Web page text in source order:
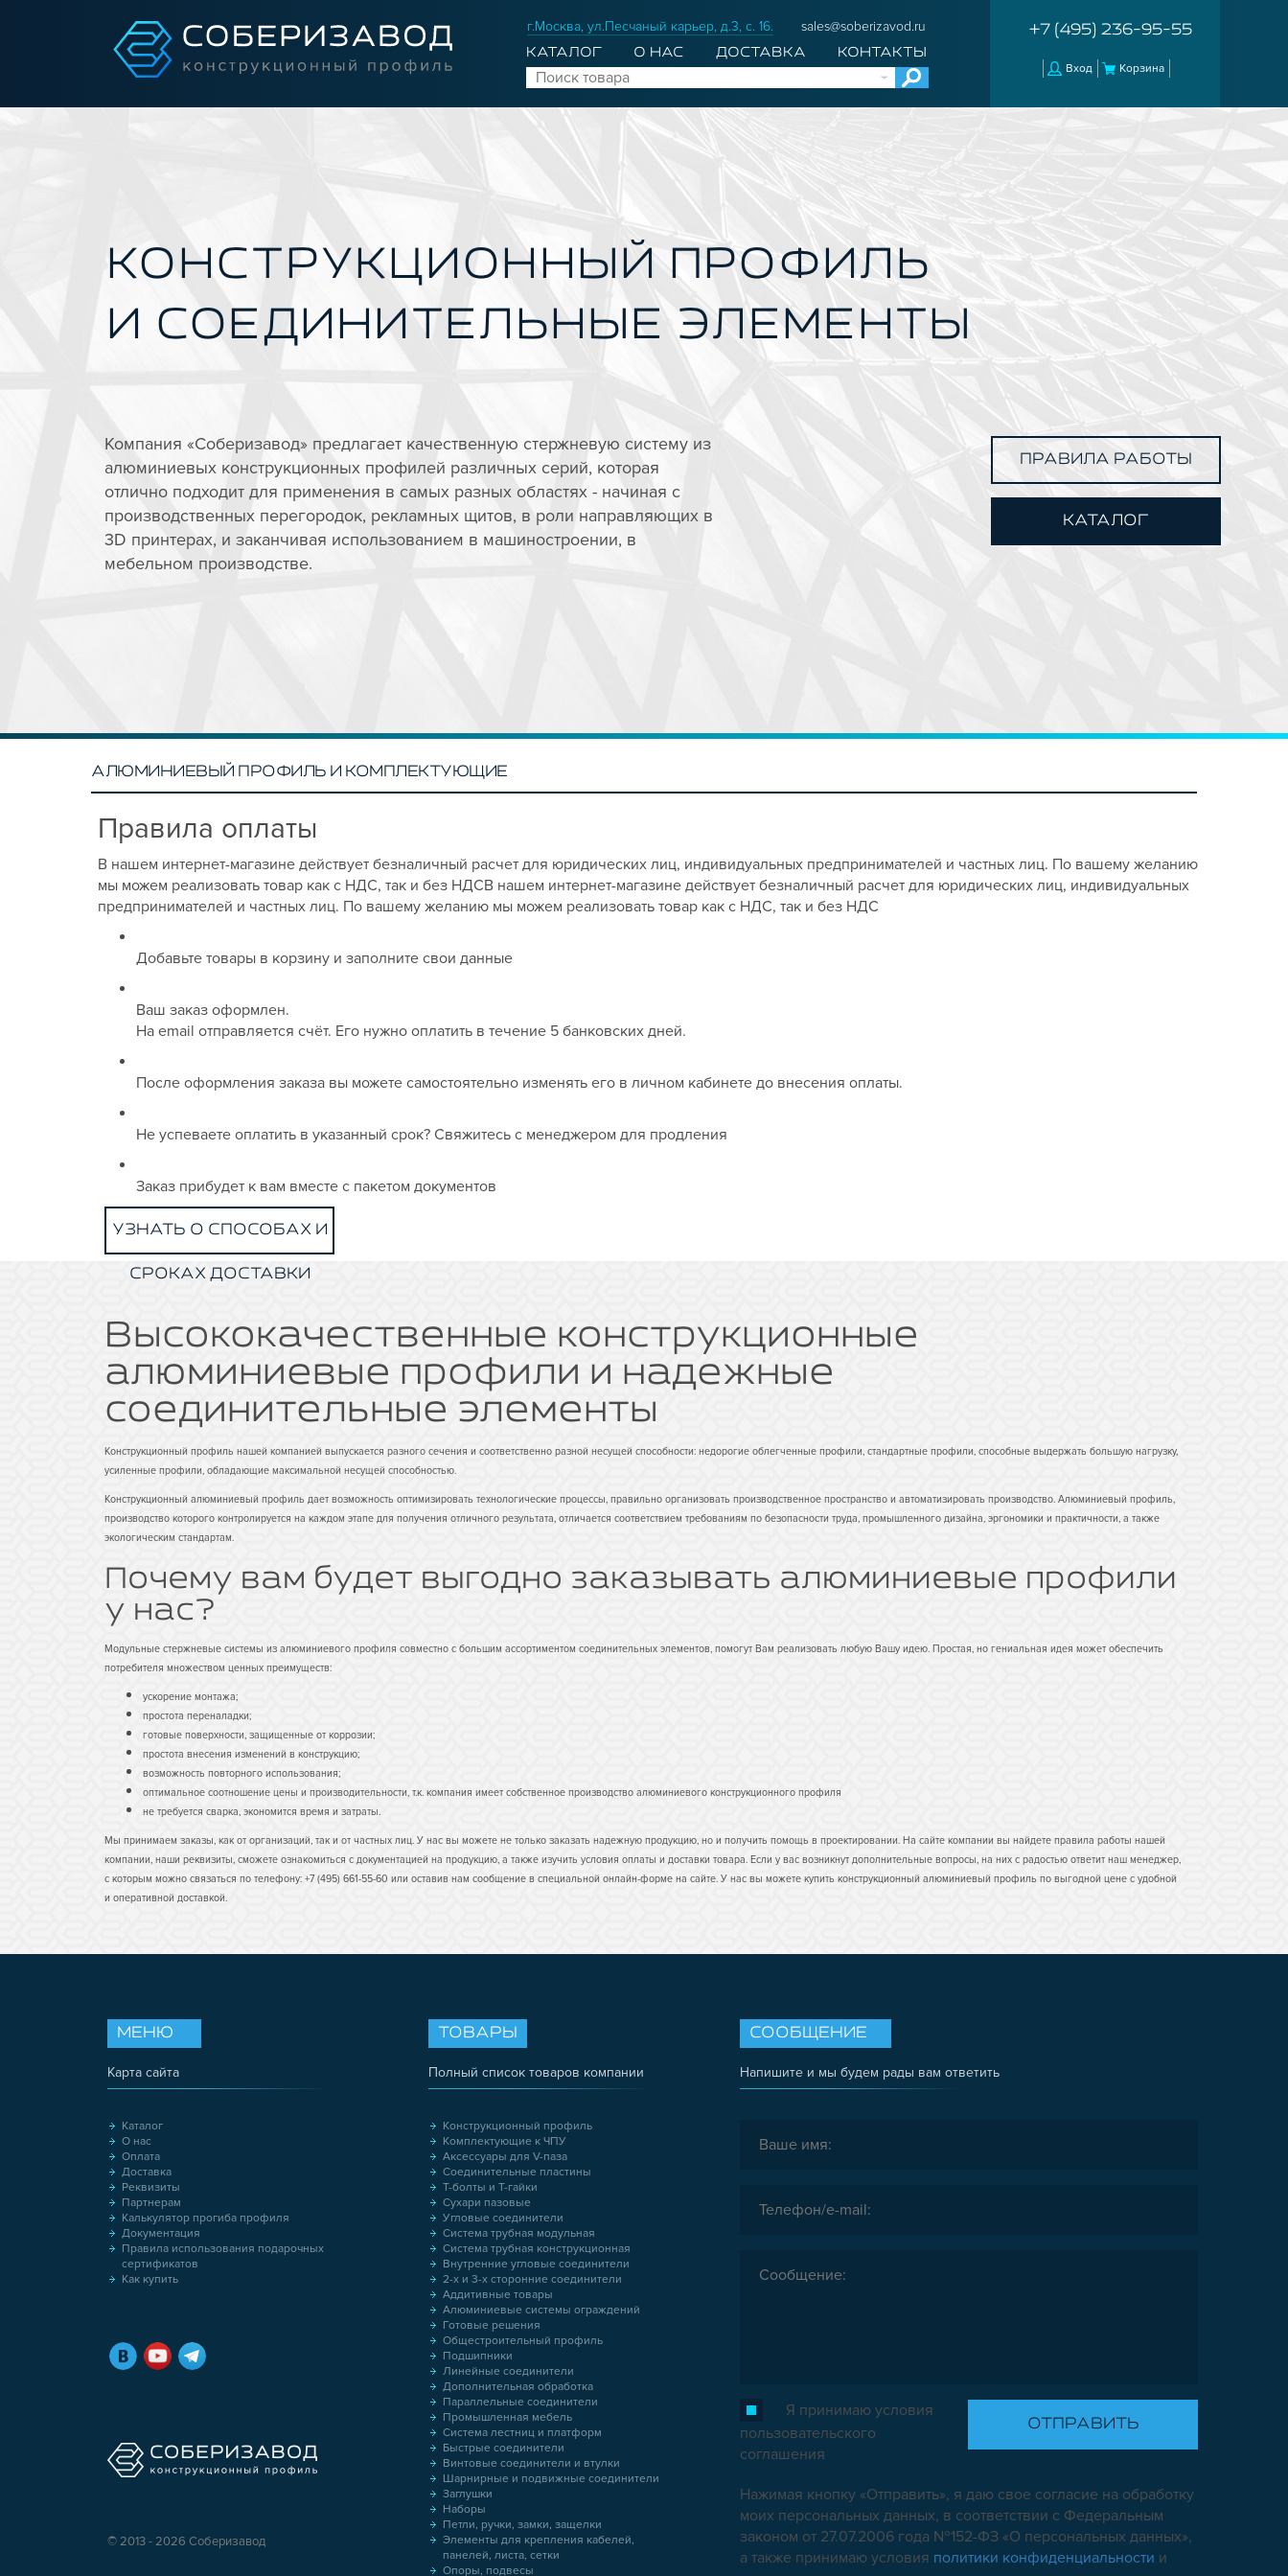
г.Москва, ул.Песчаный карьер, д.3, с. 16. sales@soberizavod.ru
КАТАЛОГ О НАС ДОСТАВКА КОНТАКТЫ
+7 (495) 236-95-55
Вход Корзина
КОНСТРУКЦИОННЫЙ ПРОФИЛЬ
И СОЕДИНИТЕЛЬНЫЕ ЭЛЕМЕНТЫ
Компания «Соберизавод» предлагает качественную стержневую систему из
алюминиевых конструкционных профилей различных серий, которая
отлично подходит для применения в самых разных областях - начиная с
производственных перегородок, рекламных щитов, в роли направляющих в
3D принтерах, и заканчивая использованием в машиностроении, в
мебельном производстве.
ПРАВИЛА РАБОТЫ
КАТАЛОГ
АЛЮМИНИЕВЫЙ ПРОФИЛЬ И КОМПЛЕКТУЮЩИЕ
Правила оплаты
В нашем интернет-магазине действует безналичный расчет для юридических лиц, индивидуальных предпринимателей и частных лиц. По вашему желанию
мы можем реализовать товар как с НДС, так и без НДСВ нашем интернет-магазине действует безналичный расчет для юридических лиц, индивидуальных
предпринимателей и частных лиц. По вашему желанию мы можем реализовать товар как с НДС, так и без НДС
Добавьте товары в корзину и заполните свои данные
Ваш заказ оформлен.
На email отправляется счёт. Его нужно оплатить в течение 5 банковских дней.
После оформления заказа вы можете самостоятельно изменять его в личном кабинете до внесения оплаты.
Не успеваете оплатить в указанный срок? Свяжитесь с менеджером для продления
Заказ прибудет к вам вместе с пакетом документов
УЗНАТЬ О СПОСОБАХ И
СРОКАХ ДОСТАВКИ
Высококачественные конструкционные
алюминиевые профили и надежные
соединительные элементы
Конструкционный профиль нашей компанией выпускается разного сечения и соответственно разной несущей способности: недорогие облегченные профили, стандартные профили, способные выдержать большую нагрузку,
усиленные профили, обладающие максимальной несущей способностью.
Конструкционный алюминиевый профиль дает возможность оптимизировать технологические процессы, правильно организовать производственное пространство и автоматизировать производство. Алюминиевый профиль,
производство которого контролируется на каждом этапе для получения отличного результата, отличается соответствием требованиям по безопасности труда, промышленного дизайна, эргономики и практичности, а также
экологическим стандартам.
Почему вам будет выгодно заказывать алюминиевые профили
у нас?
Модульные стержневые системы из алюминиевого профиля совместно с большим ассортиментом соединительных элементов, помогут Вам реализовать любую Вашу идею. Простая, но гениальная идея может обеспечить
потребителя множеством ценных преимуществ:
ускорение монтажа;
простота переналадки;
готовые поверхности, защищенные от коррозии;
простота внесения изменений в конструкцию;
возможность повторного использования;
оптимальное соотношение цены и производительности, т.к. компания имеет собственное производство алюминиевого конструкционного профиля
не требуется сварка, экономится время и затраты.
Мы принимаем заказы, как от организаций, так и от частных лиц. У нас вы можете не только заказать надежную продукцию, но и получить помощь в проектировании. На сайте компании вы найдете правила работы нашей
компании, наши реквизиты, сможете ознакомиться с документацией на продукцию, а также изучить условия оплаты и доставки товара. Если у вас возникнут дополнительные вопросы, на них с радостью ответит наш менеджер,
с которым можно связаться по телефону: +7 (495) 661-55-60 или оставив нам сообщение в специальной онлайн-форме на сайте. У нас вы можете купить конструкционный алюминиевый профиль по выгодной цене с удобной
и оперативной доставкой.
СООБЩЕНИЕ
Напишите и мы будем рады вам ответить
Я принимаю условия
пользовательского
соглашения
Нажимая кнопку «Отправить», я даю свое согласие на обработку
моих персональных данных, в соответствии с Федеральным
законом от 27.07.2006 года №152-ФЗ «О персональных данных»,
а также принимаю условия политики конфиденциальности и
ТОВАРЫ
Полный список товаров компании
Конструкционный профиль
Комплектующие к ЧПУ
Аксессуары для V-паза
Соединительные пластины
Т-болты и Т-гайки
Сухари пазовые
Угловые соединители
Система трубная модульная
Система трубная конструкционная
Внутренние угловые соединители
2-х и 3-х сторонние соединители
Аддитивные товары
Алюминиевые системы ограждений
Готовые решения
Общестроительный профиль
Подшипники
Линейные соединители
Дополнительная обработка
Параллельные соединители
Промышленная мебель
Система лестниц и платформ
Быстрые соединители
Винтовые соединители и втулки
Шарнирные и подвижные соединители
Заглушки
Наборы
Петли, ручки, замки, защелки
Элементы для крепления кабелей,
панелей, листа, сетки
Опоры, подвесы
МЕНЮ
Карта сайта
Каталог
О нас
Оплата
Доставка
Реквизиты
Партнерам
Калькулятор прогиба профиля
Документация
Правила использования подарочных
сертификатов
Как купить
© 2013 - 2026 Соберизавод